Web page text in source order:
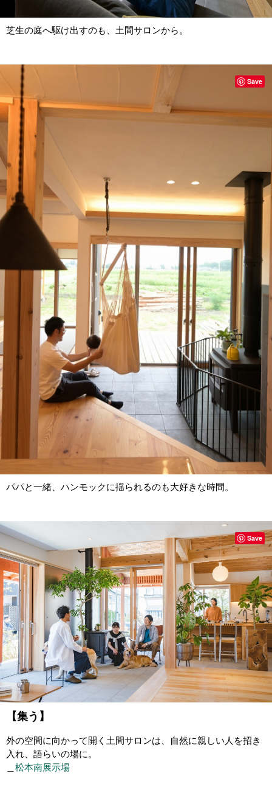
芝生の庭へ駆け出すのも、土間サロンから。
パパと一緒、ハンモックに揺られるのも大好きな時間。
Save
【集う】
外の空間に向かって開く土間サロンは、自然に親しい人を招き
入れ、語らいの場に。
松本南展示場
Save